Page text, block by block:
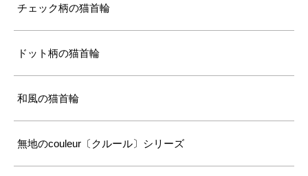
チェック柄の猫首輪
ドット柄の猫首輪
和風の猫首輪
無地のcouleur〔クルール〕シリーズ